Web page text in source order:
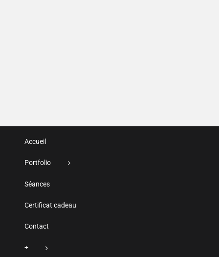
Accueil
Portfolio
Séances
Certificat cadeau
Contact
+